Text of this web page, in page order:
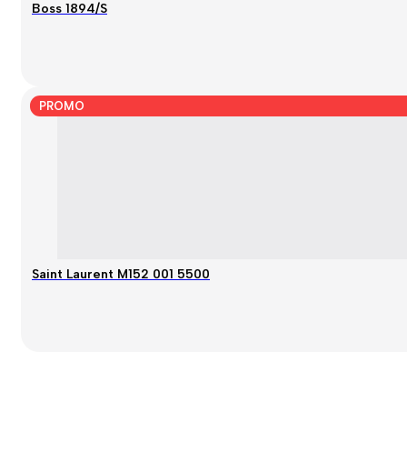
Boss 1894/S
PROMO
Saint Laurent M152 001 5500